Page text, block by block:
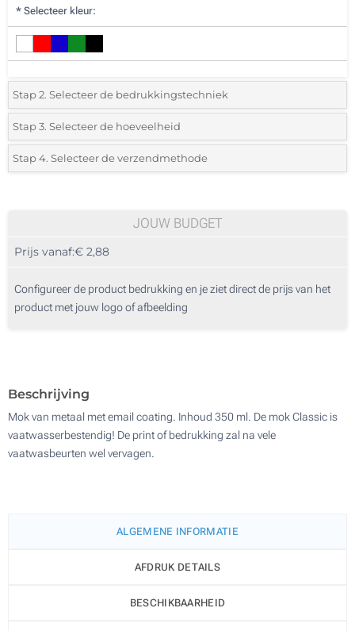
* Selecteer kleur:
Stap 2. Selecteer de bedrukkingstechniek
*Selecteer de bedrukking en kleuren van het logo:
1 Kleur (Rondom geprint)
3 Kleuren (Rondom geprint)
Lasergravering rondom (Rondom geprint)
Stap 3. Selecteer de hoeveelheid
*Selecteer uit de lijst of voeg het gewenste aantal in
20
100
Stap 4. Selecteer de verzendmethode
JOUW BUDGET
Prijs vanaf:€ 2,88
Configureer de product bedrukking en je ziet direct de prijs van het
product met jouw logo of afbeelding
Beschrijving
Mok van metaal met email coating. Inhoud 350 ml. De mok Classic is
vaatwasserbestendig! De print of bedrukking zal na vele
vaatwasbeurten wel vervagen.
ALGEMENE INFORMATIE
AFDRUK DETAILS
BESCHIKBAARHEID